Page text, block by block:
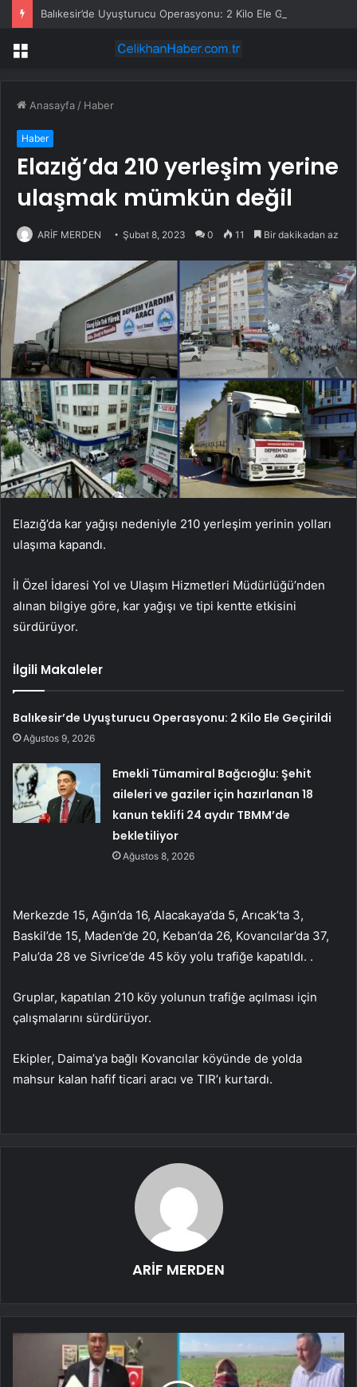
Balıkesir’de Uyuşturucu Operasyonu: 2 Kilo Ele Geçirildi
Menü
Anasayfa / Haber
Haber
Elazığ’da 210 yerleşim yerine
ulaşmak mümkün değil
ARİF MERDEN Şubat 8, 2023 0 11 Bir dakikadan az
Elazığ’da kar yağışı nedeniyle 210 yerleşim yerinin yolları
ulaşıma kapandı.
İl Özel İdaresi Yol ve Ulaşım Hizmetleri Müdürlüğü’nden
alınan bilgiye göre, kar yağışı ve tipi kentte etkisini
sürdürüyor.
İlgili Makaleler
Balıkesir’de Uyuşturucu Operasyonu: 2 Kilo Ele Geçirildi
Ağustos 9, 2026
Emekli Tümamiral Bağcıoğlu: Şehit
aileleri ve gaziler için hazırlanan 18
kanun teklifi 24 aydır TBMM’de
bekletiliyor
Ağustos 8, 2026
Merkezde 15, Ağın’da 16, Alacakaya’da 5, Arıcak’ta 3,
Baskil’de 15, Maden’de 20, Keban’da 26, Kovancılar’da 37,
Palu’da 28 ve Sivrice’de 45 köy yolu trafiğe kapatıldı. .
Gruplar, kapatılan 210 köy yolunun trafiğe açılması için
çalışmalarını sürdürüyor.
Ekipler, Daima’ya bağlı Kovancılar köyünde de yolda
mahsur kalan hafif ticari aracı ve TIR’ı kurtardı.
ARİF MERDEN